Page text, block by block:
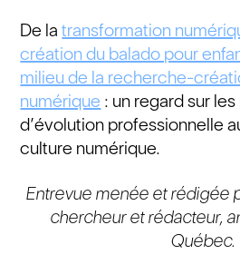
De latransformation
création du balado pour
milieu de la recherche-
numérique : un regard sur
d’évolution professionnelle
culture numérique.
Entrevue menée et rédigée
chercheur et rédacteur,
Québec.